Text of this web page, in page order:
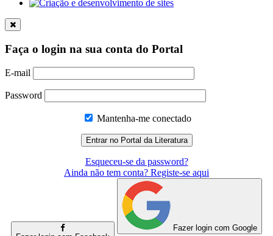
Faça o login na sua conta do Portal
E-mail
Password
Mantenha-me conectado
Esqueceu-se da password?
Ainda não tem conta? Registe-se aqui
Fazer login com Google